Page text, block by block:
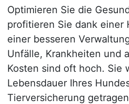
Optimieren Sie die
profitieren Sie dank einer
einer besseren
Unfälle, Krankheiten und
Kosten sind oft hoch. Sie
Lebensdauer Ihres
Tierversicherung